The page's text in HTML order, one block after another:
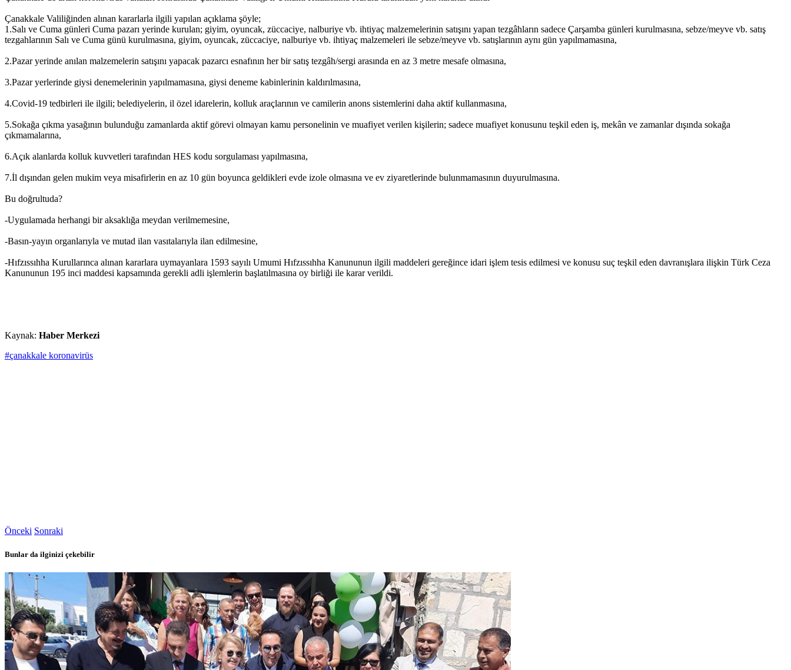
Çanakkale Valiliğinden alınan kararlarla ilgili yapılan açıklama şöyle;
1.Salı ve Cuma günleri Cuma pazarı yerinde kurulan; giyim, oyuncak, züccaciye, nalburiye vb. ihtiyaç malzemelerinin satışını yapan tezgâhların sadece Çarşamba günleri kurulmasına, sebze/meyve vb. satış
tezgahlarının Salı ve Cuma günü kurulmasına, giyim, oyuncak, züccaciye, nalburiye vb. ihtiyaç malzemeleri ile sebze/meyve vb. satışlarının aynı gün yapılmamasına,
2.Pazar yerinde anılan malzemelerin satışını yapacak pazarcı esnafının her bir satış tezgâh/sergi arasında en az 3 metre mesafe olmasına,
3.Pazar yerlerinde giysi denemelerinin yapılmamasına, giysi deneme kabinlerinin kaldırılmasına,
4.Covid-19 tedbirleri ile ilgili; belediyelerin, il özel idarelerin, kolluk araçlarının ve camilerin anons sistemlerini daha aktif kullanmasına,
5.Sokağa çıkma yasağının bulunduğu zamanlarda aktif görevi olmayan kamu personelinin ve muafiyet verilen kişilerin; sadece muafiyet konusunu teşkil eden iş, mekân ve zamanlar dışında sokağa
çıkmamalarına,
6.Açık alanlarda kolluk kuvvetleri tarafından HES kodu sorgulaması yapılmasına,
7.İl dışından gelen mukim veya misafirlerin en az 10 gün boyunca geldikleri evde izole olmasına ve ev ziyaretlerinde bulunmamasının duyurulmasına.
Bu doğrultuda?
-Uygulamada herhangi bir aksaklığa meydan verilmemesine,
-Basın-yayın organlarıyla ve mutad ilan vasıtalarıyla ilan edilmesine,
-Hıfzıssıhha Kurullarınca alınan kararlara uymayanlara 1593 sayılı Umumi Hıfzıssıhha Kanununun ilgili maddeleri gereğince idari işlem tesis edilmesi ve konusu suç teşkil eden davranışlara ilişkin Türk Ceza
Kanununun 195 inci maddesi kapsamında gerekli adli işlemlerin başlatılmasına oy birliği ile karar verildi.
Kaynak: Haber Merkezi
#çanakkale koronavirüs
Önceki Sonraki
Bunlar da ilginizi çekebilir